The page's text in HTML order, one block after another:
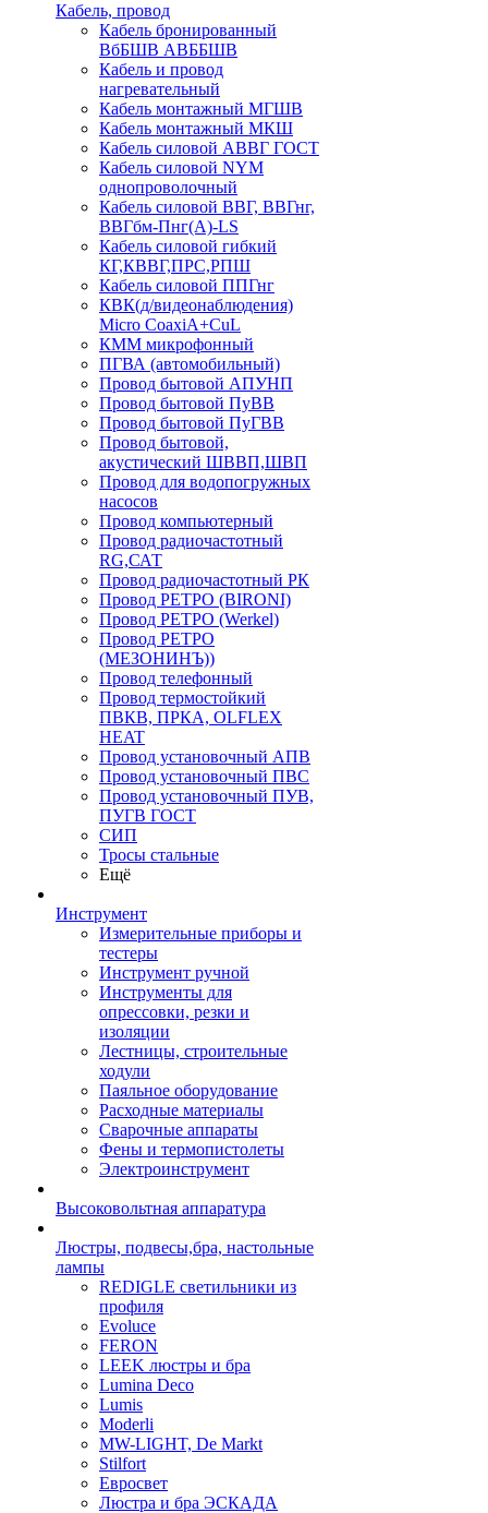
Кабель, провод
Кабель бронированный
ВбБШВ АВББШВ
Кабель и провод
нагревательный
Кабель монтажный МГШВ
Кабель монтажный МКШ
Кабель силовой АВВГ ГОСТ
Кабель силовой NYM
однопроволочный
Кабель силовой ВВГ, ВВГнг,
ВВГбм-Пнг(А)-LS
Кабель силовой гибкий
КГ,КВВГ,ПРС,РПШ
Кабель силовой ППГнг
КВК(д/видеонаблюдения)
Micro CoaxiA+CuL
КММ микрофонный
ПГВА (автомобильный)
Провод бытовой АПУНП
Провод бытовой ПуВВ
Провод бытовой ПуГВВ
Провод бытовой,
акустический ШВВП,ШВП
Провод для водопогружных
насосов
Провод компьютерный
Провод радиочастотный
RG,САТ
Провод радиочастотный РК
Провод РЕТРО (BIRONI)
Провод РЕТРО (Werkel)
Провод РЕТРО
(МЕЗОНИНЪ))
Провод телефонный
Провод термостойкий
ПВКВ, ПРКА, OLFLEX
HEAT
Провод установочный АПВ
Провод установочный ПВС
Провод установочный ПУВ,
ПУГВ ГОСТ
СИП
Тросы стальные
Ещё
Инструмент
Измерительные приборы и
тестеры
Инструмент ручной
Инструменты для
опрессовки, резки и
изоляции
Лестницы, строительные
ходули
Паяльное оборудование
Расходные материалы
Сварочные аппараты
Фены и термопистолеты
Электроинструмент
Высоковольтная аппаратура
Люстры, подвесы,бра, настольные
лампы
REDIGLE светильники из
профиля
Evoluce
FERON
LEEK люстры и бра
Lumina Deco
Lumis
Moderli
MW-LIGHT, De Markt
Stilfort
Евросвет
Люстра и бра ЭСКАДА